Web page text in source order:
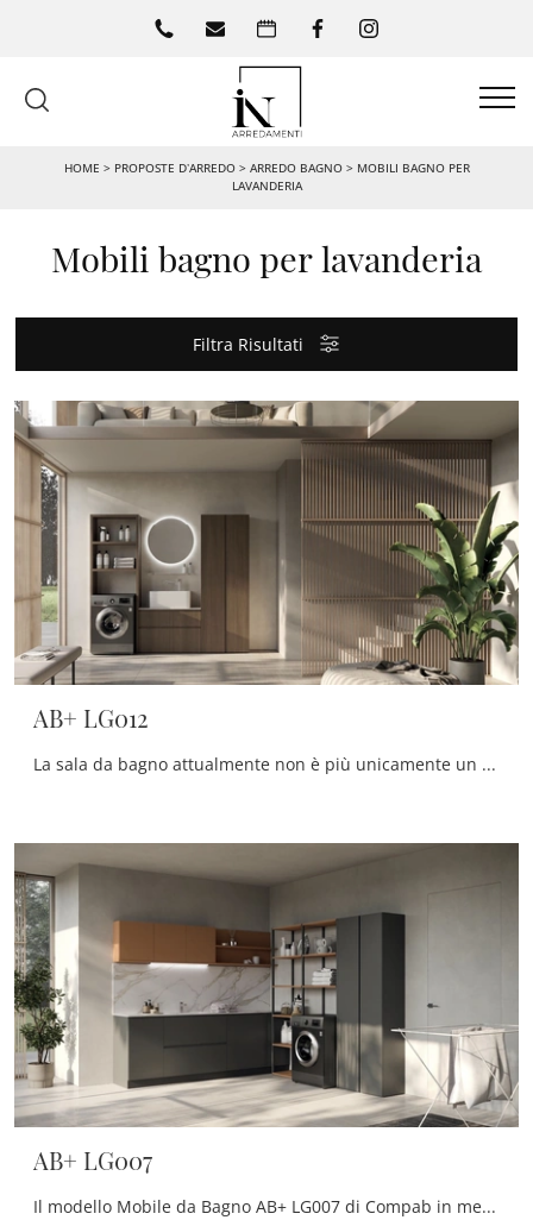
HOME > PROPOSTE D’ARREDO> ARREDO BAGNO> MOBILI BAGNO PER
LAVANDERIA
Mobili bagno per lavanderia
Filtra Risultati
AB+ LG012
La sala da bagno attualmente non è più unicamente un ambiente di servizio: alla sua progettazione viene riservata la medesima attenzione dei restanti ...
AB+ LG007
Il modello Mobile da Bagno AB+ LG007 di Compab in melaminico fa parte della vasta serie di mobili per la stanza da bagno dell'azienda, sempre di ...